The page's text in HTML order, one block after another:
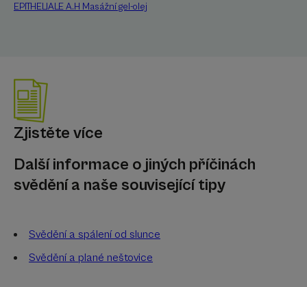
EPITHELIALE A.H Masážní gel-olej
Zjistěte více
Další informace o jiných příčinách
svědění a naše související tipy
Svědění a spálení od slunce
Svědění a plané neštovice